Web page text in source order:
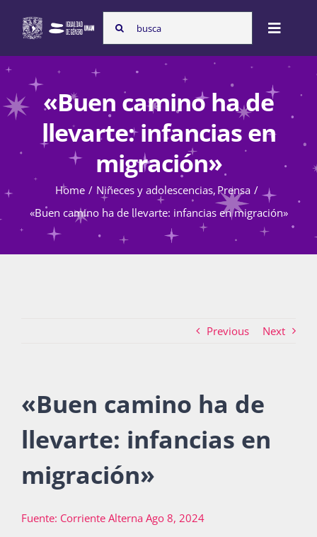
content
Search
for:
Toggle
Nosotras
Programas
Atención de la violencia de género
La Boletina
Blog
«Buen camino ha de
llevarte: infancias en
migración»
Home Niñeces y adolescencias Prensa
«Buen camino ha de llevarte: infancias en migración»
Previous Next
«Buen camino ha de
llevarte: infancias en
migración»
Fuente: Corriente Alterna Ago 8, 2024